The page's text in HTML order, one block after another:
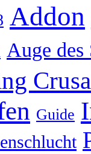
Addon
Auge des
Guide